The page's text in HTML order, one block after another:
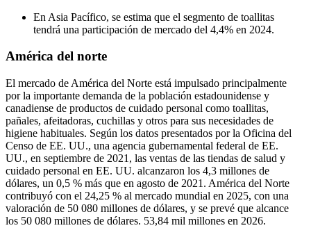
En Asia Pacífico, se estima que el segmento de toallitas
tendrá una participación de mercado del 4,4% en 2024.
América del norte
El mercado de América del Norte está impulsado principalmente
por la importante demanda de la población estadounidense y
canadiense de productos de cuidado personal como toallitas,
pañales, afeitadoras, cuchillas y otros para sus necesidades de
higiene habituales. Según los datos presentados por la Oficina del
Censo de EE. UU., una agencia gubernamental federal de EE.
UU., en septiembre de 2021, las ventas de las tiendas de salud y
cuidado personal en EE. UU. alcanzaron los 4,3 millones de
dólares, un 0,5 % más que en agosto de 2021. América del Norte
contribuyó con el 24,25 % al mercado mundial en 2025, con una
valoración de 50 080 millones de dólares, y se prevé que alcance
los 50 080 millones de dólares. 53,84 mil millones en 2026.